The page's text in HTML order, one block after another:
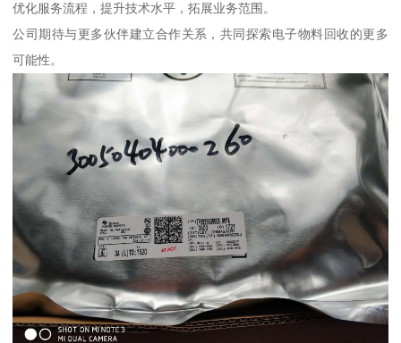
优化服务流程，提升技术水平，拓展业务范围。
公司期待与更多伙伴建立合作关系，共同探索电子物料回收的更多
可能性。